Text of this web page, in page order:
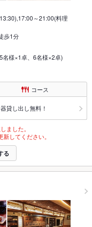
～21:00(料理
歩1分
様×1卓、6名様×2卓)
コース
貸し出し無料！
ました。
してください。
る